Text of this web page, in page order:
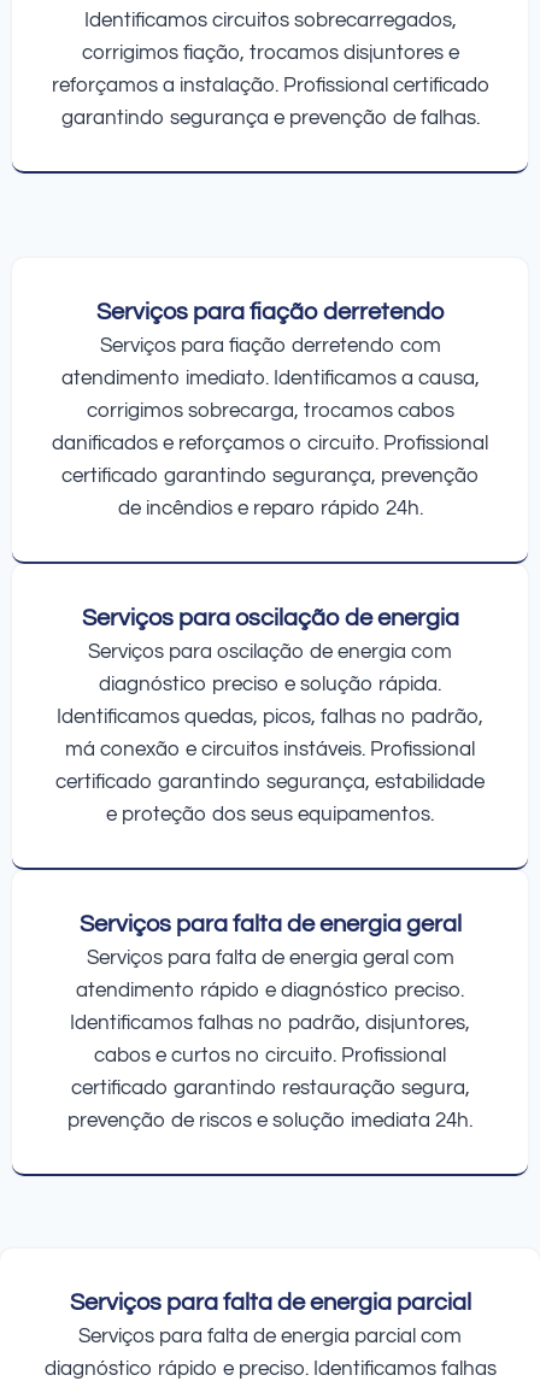
Identificamos circuitos sobrecarregados,
corrigimos fiação, trocamos disjuntores e
reforçamos a instalação. Profissional certificado
garantindo segurança e prevenção de falhas.
Serviços para fiação derretendo
Serviços para fiação derretendo com
atendimento imediato. Identificamos a causa,
corrigimos sobrecarga, trocamos cabos
danificados e reforçamos o circuito. Profissional
certificado garantindo segurança, prevenção
de incêndios e reparo rápido 24h.
Serviços para oscilação de energia
Serviços para oscilação de energia com
diagnóstico preciso e solução rápida.
Identificamos quedas, picos, falhas no padrão,
má conexão e circuitos instáveis. Profissional
certificado garantindo segurança, estabilidade
e proteção dos seus equipamentos.
Serviços para falta de energia geral
Serviços para falta de energia geral com
atendimento rápido e diagnóstico preciso.
Identificamos falhas no padrão, disjuntores,
cabos e curtos no circuito. Profissional
certificado garantindo restauração segura,
prevenção de riscos e solução imediata 24h.
Serviços para falta de energia parcial
Serviços para falta de energia parcial com
diagnóstico rápido e preciso. Identificamos falhas